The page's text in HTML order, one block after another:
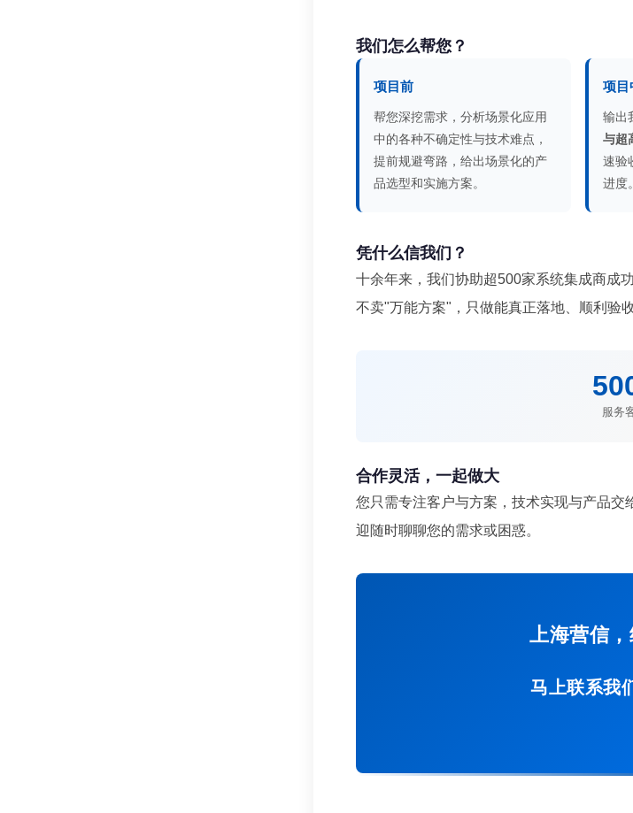
我们怎么帮您？
项目前
帮您深挖需求，分析场景化应用
中的各种不确定性与技术难点，
提前规避弯路，给出场景化的产
品选型和实施方案。
项目
输出
与超
速验
进度。
凭什么信我们？
十余年来，我们协助超500家系统集成商成
不卖"万能方案"，只做能真正落地、顺利验
服务
合作灵活，一起做大
您只需专注客户与方案，技术实现与产品
迎随时聊聊您的需求或困惑。
上海营信
马上联系我